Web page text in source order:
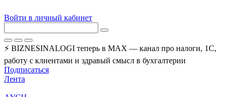
Войти в личный кабинет
⚡ BIZNESINALOGI теперь в MAX — канал про налоги, 1С,
работу с клиентами и здравый смысл в бухгалтерии
Подписаться
Лента